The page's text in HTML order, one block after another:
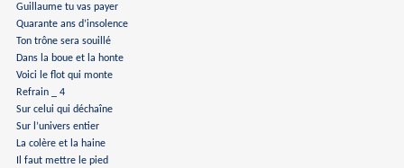
Guillaume tu vas payer
Quarante ans d’insolence
Ton trône sera souillé
Dans la boue et la honte
Voici le flot qui monte
Refrain _ 4
Sur celui qui déchaîne
Sur l’univers entier
La colère et la haine
Il faut mettre le pied